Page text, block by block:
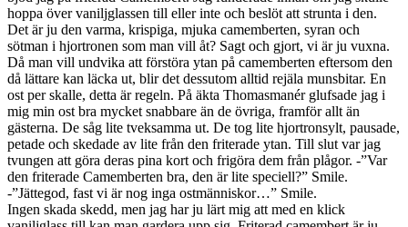
hoppa över vaniljglassen till eller inte och beslöt att strunta i den.
Det är ju den varma, krispiga, mjuka camemberten, syran och
sötman i hjortronen som man vill åt? Sagt och gjort, vi är ju vuxna.
Då man vill undvika att förstöra ytan på camemberten eftersom den
då lättare kan läcka ut, blir det dessutom alltid rejäla munsbitar. En
ost per skalle, detta är regeln. På äkta Thomasmanér glufsade jag i
mig min ost bra mycket snabbare än de övriga, framför allt än
gästerna. De såg lite tveksamma ut. De tog lite hjortronsylt, pausade,
petade och skedade av lite från den friterade ytan. Till slut var jag
tvungen att göra deras pina kort och frigöra dem från plågor. -”Var
den friterade Camemberten bra, den är lite speciell?” Smile.
-”Jättegod, fast vi är nog inga ostmänniskor…” Smile.
Ingen skada skedd, men jag har ju lärt mig att med en klick